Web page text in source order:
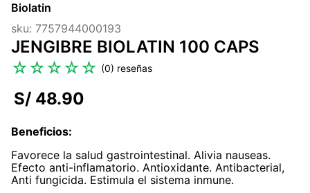
2.
citrato magnesio
3.
colageno
kefir
6
melena leon
7.
magnesio
8.
stevia
9.
ashwagandha
Biolatin
sku: 7757944000193
JENGIBRE BIOLATIN 100 CAPS
☆☆☆☆☆ (0)
S/ 48.90
Beneficios:
Favorece la salud gastrointestinal. Alivia nauseas.
Efecto anti-inflamatorio. Antioxidante. Antibacterial,
Anti fungicida. Estimula el sistema inmune.